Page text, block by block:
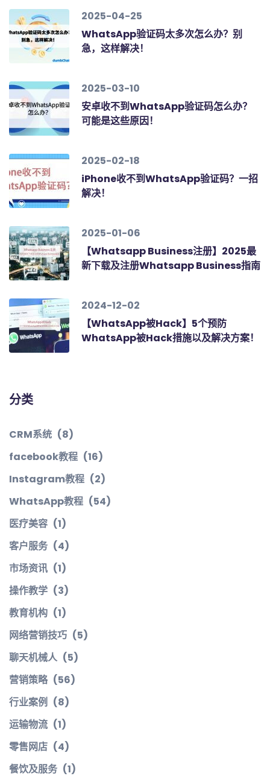
2025-04-25
WhatsApp验证码太多次怎么办？别
急，这样解决！
2025-03-10
安卓收不到WhatsApp验证码怎么办？
可能是这些原因！
2025-02-18
iPhone收不到WhatsApp验证码？一招
解决！
2025-01-06
【Whatsapp Business注册】2025最
新下载及注册Whatsapp Business指南
2024-12-02
【WhatsApp被Hack】5个预防
WhatsApp被Hack措施以及解决方案！
分类
CRM系统 (8)
facebook教程 (16)
Instagram教程 (2)
WhatsApp教程 (54)
医疗美容 (1)
客户服务 (4)
市场资讯 (1)
操作教学 (3)
教育机构 (1)
网络营销技巧 (5)
聊天机械人 (5)
营销策略 (56)
行业案例 (8)
运输物流 (1)
零售网店 (4)
餐饮及服务 (1)